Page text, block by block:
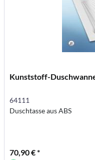
Kunststoff-
64111
Duschtasse aus ABS
70,90 € *